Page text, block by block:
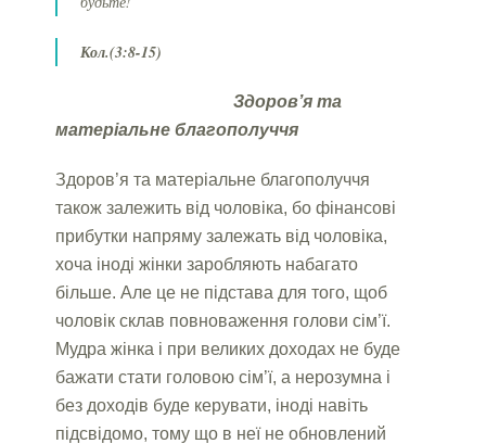
Кол.(3:8-15)
Здоров’я та
матеріальне благополуччя
Здоров’я та матеріальне благополуччя
також залежить від чоловіка, бо фінансові
прибутки напряму залежать від чоловіка,
хоча іноді жінки заробляють набагато
більше. Але це не підстава для того, щоб
чоловік склав повноваження голови сім’ї.
Мудра жінка і при великих доходах не буде
бажати стати головою сім’ї, а нерозумна і
без доходів буде керувати, іноді навіть
підсвідомо, тому що в неї не обновлений